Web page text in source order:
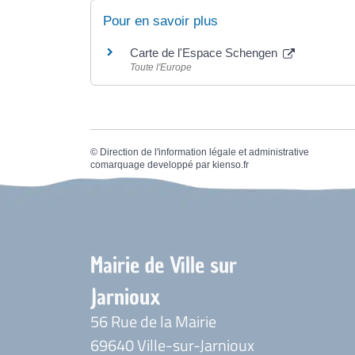
Pour en savoir plus
Carte de l'Espace Schengen
Toute l'Europe
© Direction de l'information légale et administrative
comarquage developpé par kienso.fr
Mairie de Ville sur
Jarnioux
56 Rue de la Mairie
69640 Ville-sur-Jarnioux